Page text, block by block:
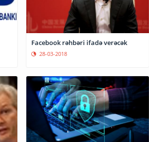
Facebook rəhbəri ifadə verəcək
28-03-2018